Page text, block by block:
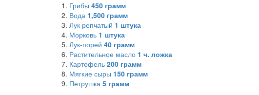
Грибы 450 грамм
Вода 1,500 грамм
Лук репчатый 1 штука
Морковь 1 штука
Лук-порей 40 грамм
Растительное масло 1 ч. ложка
Картофель 200 грамм
Мягкие сыры 150 грамм
Петрушка 5 грамм